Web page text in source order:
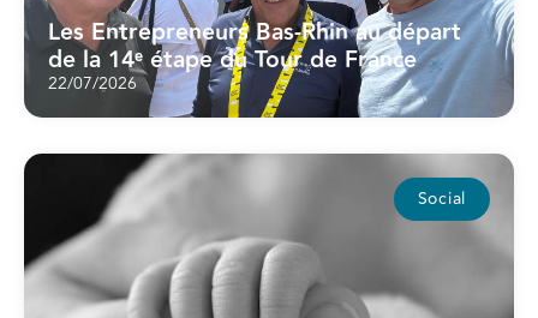
Les Entrepreneurs Bas-Rhin au départ
de la 14ᵉ étape du Tour de France
22/07/2026
Social